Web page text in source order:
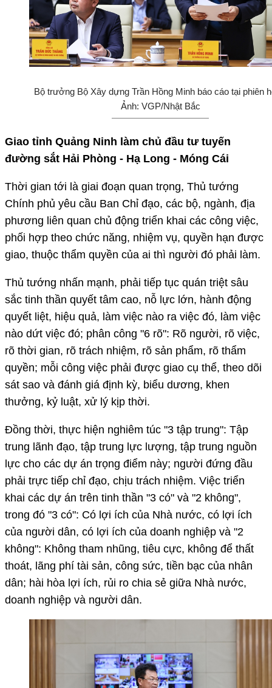
Bộ trưởng Bộ Xây dựng Trần Hồng Minh báo cáo tại phiên
Ảnh: VGP/Nhật Bắc
Giao tỉnh Quảng Ninh làm chủ đầu tư tuyến
đường sắt Hải Phòng - Hạ Long - Móng Cái
Thời gian tới là giai đoạn quan trọng, Thủ tướng
Chính phủ yêu cầu Ban Chỉ đạo, các bộ, ngành, địa
phương liên quan chủ động triển khai các công việc,
phối hợp theo chức năng, nhiệm vụ, quyền hạn được
giao, thuộc thẩm quyền của ai thì người đó phải làm.
Thủ tướng nhấn mạnh, phải tiếp tục quán triệt sâu
sắc tinh thần quyết tâm cao, nỗ lực lớn, hành động
quyết liệt, hiệu quả, làm việc nào ra việc đó, làm việc
nào dứt việc đó; phân công "6 rõ": Rõ người, rõ việc,
rõ thời gian, rõ trách nhiệm, rõ sản phẩm, rõ thẩm
quyền; mỗi công việc phải được giao cụ thể, theo dõi
sát sao và đánh giá định kỳ, biểu dương, khen
thưởng, kỷ luật, xử lý kịp thời.
Đồng thời, thực hiện nghiêm túc "3 tập trung": Tập
trung lãnh đạo, tập trung lực lượng, tập trung nguồn
lực cho các dự án trọng điểm này; người đứng đầu
phải trực tiếp chỉ đạo, chịu trách nhiệm. Việc triển
khai các dự án trên tinh thần "3 có" và "2 không",
trong đó "3 có": Có lợi ích của Nhà nước, có lợi ích
của người dân, có lợi ích của doanh nghiệp và "2
không": Không tham nhũng, tiêu cực, không để thất
thoát, lãng phí tài sản, công sức, tiền bạc của nhân
dân; hài hòa lợi ích, rủi ro chia sẻ giữa Nhà nước,
doanh nghiệp và người dân.